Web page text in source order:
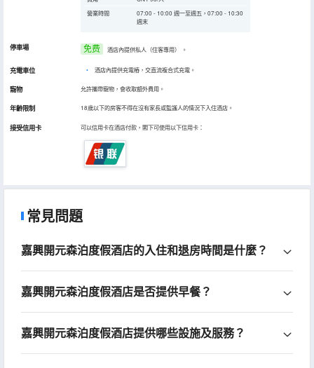
營業時間
07:00 - 10:00 週一至週五，07:00 - 10:30
週末
停車場 免费 酒店內提供私人（住客專用） 。
充電車位 • 酒店內提供充電樁，交直流複合式充電。
寵物 允許攜帶寵物，會收取額外費用。
年齡限制 18歲以下的房客不得在沒有家長或監護人的情況下入住酒店。
接受信用卡 可以信用卡在酒店付款，閣下可使用以下信用卡：
常見問題
嘉興開元森泊度假酒店的入住和退房時間是什麼？
嘉興開元森泊度假酒店是否提供早餐？
嘉興開元森泊度假酒店提供哪些設施及服務？